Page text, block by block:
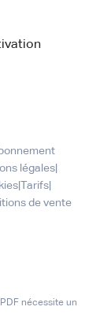
légales
Tarifs
de vente
nécessite un